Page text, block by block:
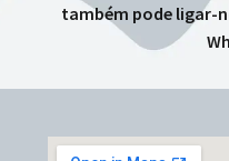
também pode ligar-